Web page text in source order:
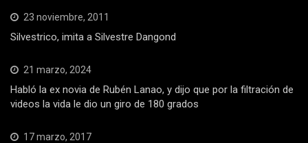
23 noviembre, 2011
Silvestrico, imita a Silvestre Dangond
21 marzo, 2024
Habló la ex novia de Rubén Lanao, y dijo que por la filtración de
videos la vida le dio un giro de 180 grados
17 marzo, 2017